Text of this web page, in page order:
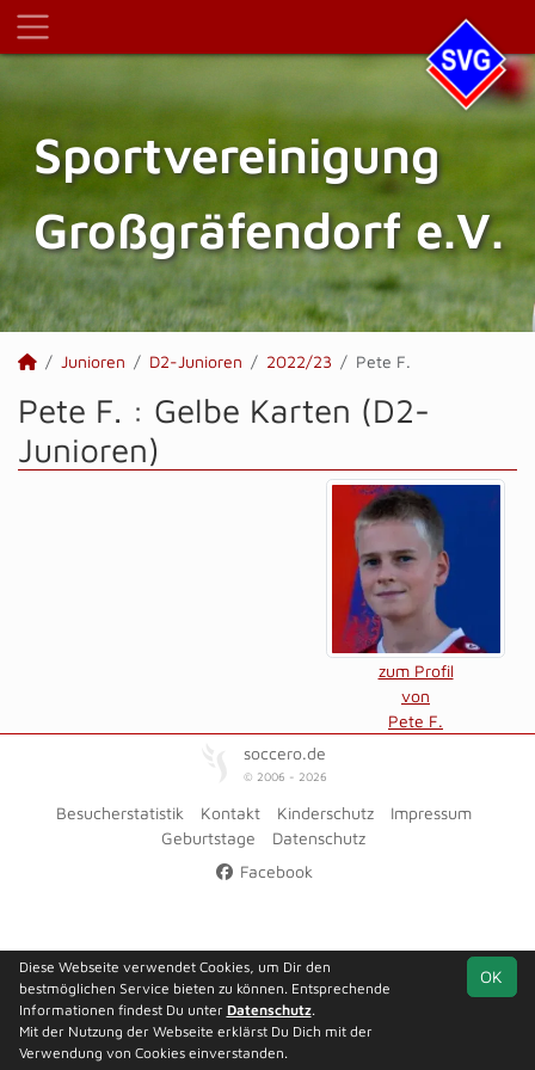
Sportvereinigung
Großgräfendorf e.V.
Junioren D2-Junioren 2022/23 Pete F.
Pete F. : Gelbe Karten (D2-
Junioren)
zum Profil
von
Pete F.
soccero.de
© 2006 - 2026
Besucherstatistik Kontakt Kinderschutz
Impressum
Geburtstage
Datenschutz
Facebook
OK
Diese Webseite verwendet Cookies, um Dir den
bestmöglichen Service bieten zu können. Entsprechende
Informationen findest Du unter Datenschutz.
Mit der Nutzung der Webseite erklärst Du Dich mit der
Verwendung von Cookies einverstanden.